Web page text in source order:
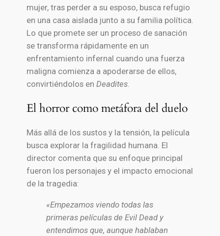
mujer, tras perder a su esposo, busca refugio
en una casa aislada junto a su familia política.
Lo que promete ser un proceso de sanación
se transforma rápidamente en un
enfrentamiento infernal cuando una fuerza
maligna comienza a apoderarse de ellos,
convirtiéndolos en Deadites.
El horror como metáfora del duelo
Más allá de los sustos y la tensión, la película
busca explorar la fragilidad humana. El
director comenta que su enfoque principal
fueron los personajes y el impacto emocional
de la tragedia:
«Empezamos viendo todas las
primeras películas de Evil Dead y
entendimos que, aunque hablaban